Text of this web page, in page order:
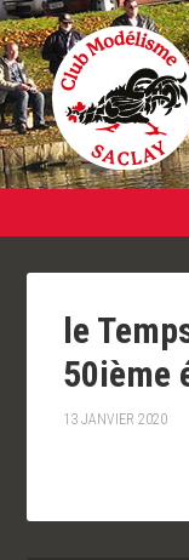
le
50ième
13 JANVIER 2020